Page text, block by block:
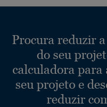
Procura reduzir
do seu
calculadora para
seu projeto e
reduzir